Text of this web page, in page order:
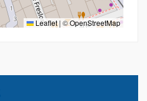
Leaflet | ©OpenStreetMap